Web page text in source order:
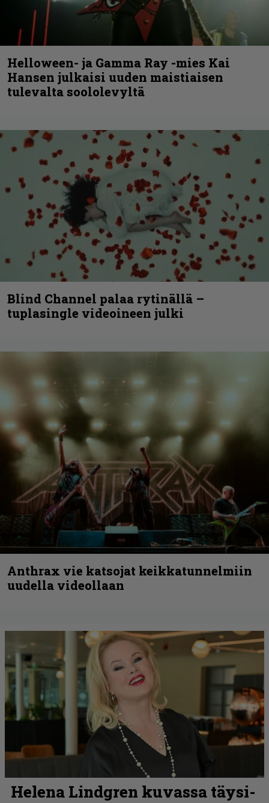
Helloween- ja Gamma Ray -mies Kai
Hansen julkaisi uuden maistiaisen
tulevalta soololevyltä
Blind Channel palaa rytinällä –
tuplasingle videoineen julki
Anthrax vie katsojat keikkatunnelmiin
uudella videollaan